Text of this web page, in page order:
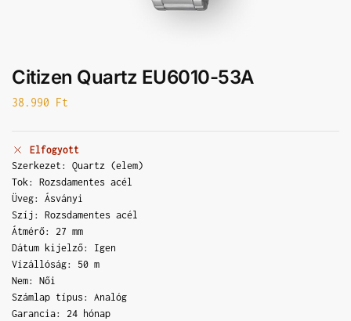
Citizen Quartz EU6010-53A
38.990 Ft
Elfogyott
Szerkezet: Quartz (elem)
Tok: Rozsdamentes acél
Üveg: Ásványi
Szíj: Rozsdamentes acél
Átmérő: 27 mm
Dátum kijelző: Igen
Vízállóság: 50 m
Nem: Női
Számlap típus: Analóg
Garancia: 24 hónap